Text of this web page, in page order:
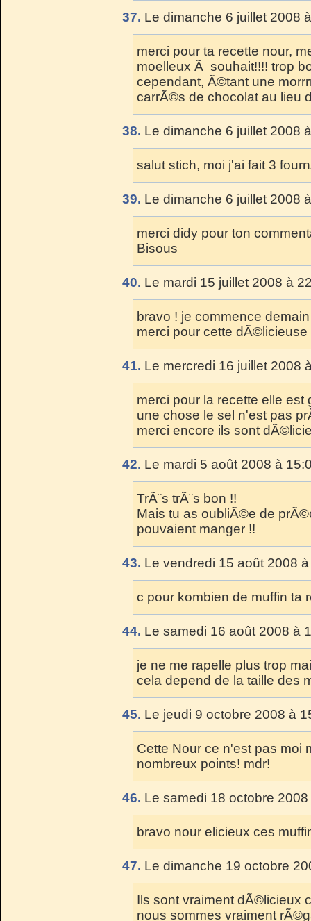
37. Le dimanche 6 juillet 2008
merci pour ta recette nour,
moelleux Ã souhait!!!! trop
cependant, Ã©tant une
carrÃ©s de chocolat au lieu
38. Le dimanche 6 juillet 2008
salut stich, moi j'ai fait 3
39. Le dimanche 6 juillet 2008
merci didy pour ton
Bisous
40. Le mardi 15 juillet 2008 à
bravo ! je commence
merci pour cette dÃ©licieuse
41. Le mercredi 16 juillet 2008
merci pour la recette elle
une chose le sel n'est pas
merci encore ils sont
42. Le mardi 5 août 2008 à
TrÃ¨s trÃ¨s bon !!
Mais tu as oubliÃ©e de
pouvaient manger !!
43. Le vendredi 15 août 2008
c pour kombien de muffin ta
44. Le samedi 16 août 2008 à
je ne me rapelle plus trop
cela depend de la taille des
45. Le jeudi 9 octobre 2008 à
Cette Nour ce n'est pas moi
nombreux points! mdr!
46. Le samedi 18 octobre
bravo nour elicieux ces
47. Le dimanche 19 octobre
Ils sont vraiment dÃ©licieux
nous sommes vraiment